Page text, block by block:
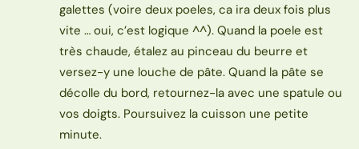
galettes (voire deux poeles, ca ira deux fois plus
vite … oui, c’est logique ^^). Quand la poele est
très chaude, étalez au pinceau du beurre et
versez-y une louche de pâte. Quand la pâte se
décolle du bord, retournez-la avec une spatule ou
vos doigts. Poursuivez la cuisson une petite
minute.